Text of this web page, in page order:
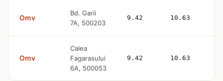
Omv
Bd. Garii
7A, 500203
9.42 10.63
Omv
Calea
Fagarasului
6A, 500053
9.42 10.63